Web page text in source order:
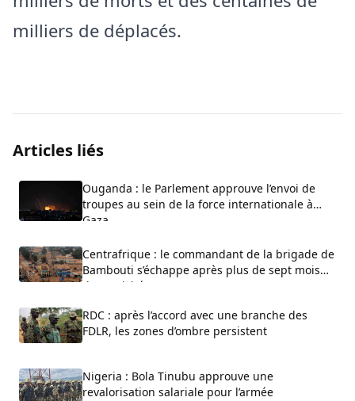
milliers de déplacés.
Articles liés
Ouganda : le Parlement approuve l’envoi de
troupes au sein de la force internationale à
Gaza
Centrafrique : le commandant de la brigade de
Bambouti s’échappe après plus de sept mois
de captivité
RDC : après l’accord avec une branche des
FDLR, les zones d’ombre persistent
Nigeria : Bola Tinubu approuve une
revalorisation salariale pour l’armée